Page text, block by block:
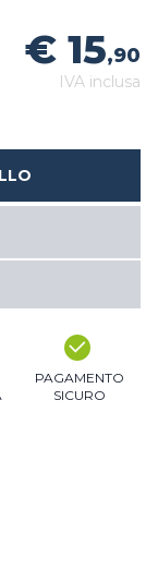
€ 15,90
IVA inclusa
PAGAMENTO
SICURO